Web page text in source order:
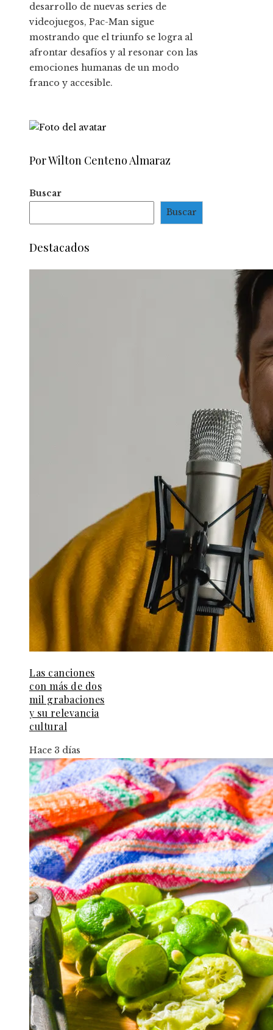
desarrollo de nuevas series de
videojuegos, Pac-Man sigue
mostrando que el triunfo se logra al
afrontar desafíos y al resonar con las
emociones humanas de un modo
franco y accesible.
Por Wilton Centeno Almaraz
Buscar
Buscar
Destacados
Las canciones
con más de dos
mil grabaciones
y su relevancia
cultural
Hace 3 días